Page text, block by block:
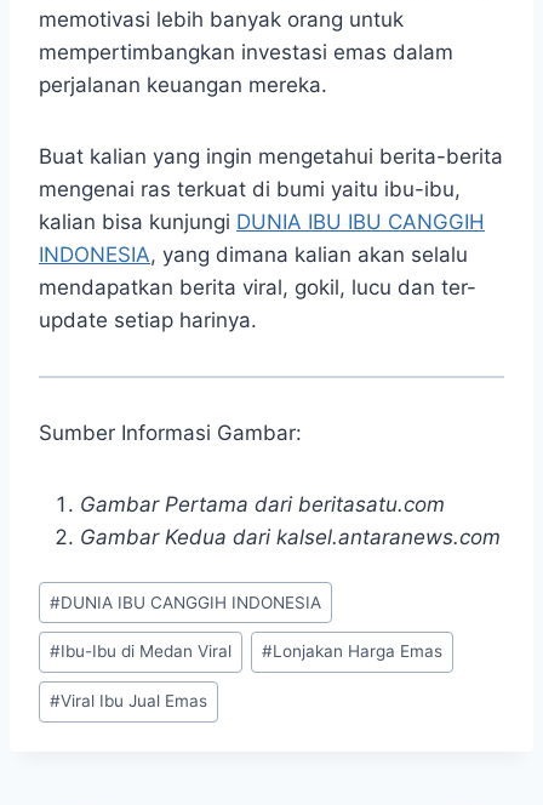
memotivasi lebih banyak orang untuk
mempertimbangkan investasi emas dalam
perjalanan keuangan mereka.
Buat kalian yang ingin mengetahui berita-berita
mengenai ras terkuat di bumi yaitu ibu-ibu,
kalian bisa kunjungi DUNIA IBU IBU CANGGIH
INDONESIA, yang dimana kalian akan selalu
mendapatkan berita viral, gokil, lucu dan ter-
update setiap harinya.
Sumber Informasi Gambar:
Gambar Pertama dari beritasatu.com
Gambar Kedua dari kalsel.antaranews.com
Post
Tags:
#DUNIA IBU CANGGIH INDONESIA
#Ibu-Ibu di Medan Viral #Lonjakan Harga Emas
#Viral Ibu Jual Emas